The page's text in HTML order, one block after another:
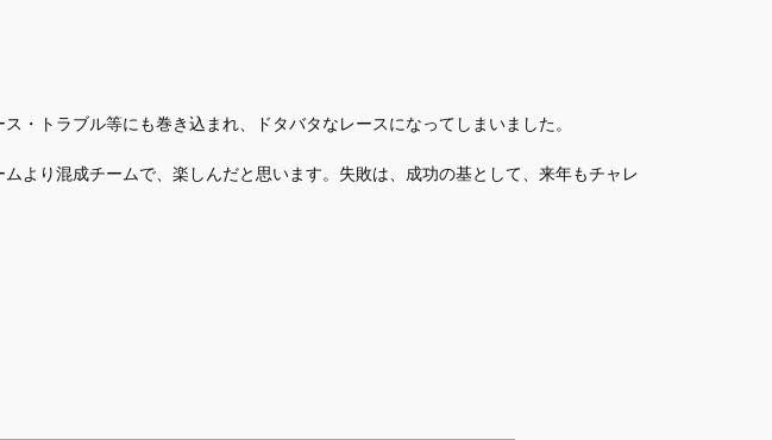
・トラブル等にも巻き込まれ、ドタバタなレースになってしまいました。
より混成チームで、楽しんだと思います。失敗は、成功の基として、来年もチャレ